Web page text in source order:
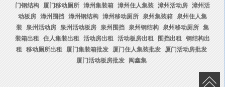
门钢结构 厦门移动厕所 漳州集装箱 漳州住人集装 漳州活动房 漳州活
动板房 漳州围挡 漳州钢结构 漳州移动厕所 泉州集装箱 泉州住人集
装 泉州活动房 泉州活动板房 泉州围挡 泉州钢结构 泉州移动厕所 集
装箱出租 住人集装出租 活动房出租 活动板房出租 围挡出租 钢结构出
租 移动厕所出租 厦门集装箱批发 厦门住人集装批发 厦门活动房批发
厦门活动板房批发 闽鑫集